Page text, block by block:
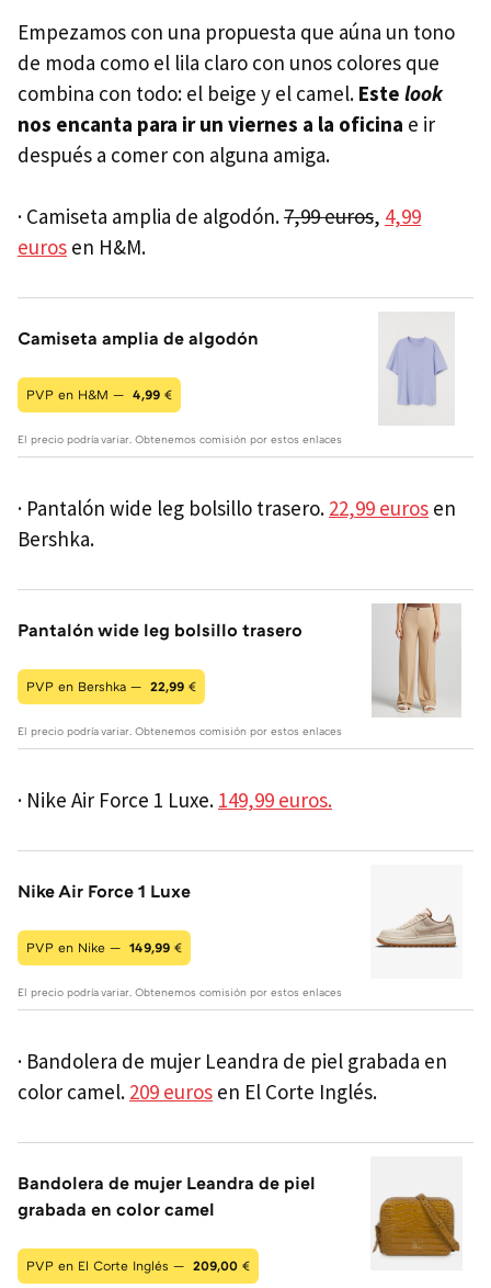
Empezamos con una propuesta que aúna un tono
de moda como el lila claro con unos colores que
combina con todo: el beige y el camel. Este look
nos encanta para ir un viernes a la oficina e ir
después a comer con alguna amiga.
· Camiseta amplia de algodón.7,99 euros, 4,99
euros en H&M.
Camiseta amplia de algodón
PVP en H&M — 4,99 €
El precio podría variar. Obtenemos comisión por estos enlaces
· Pantalón wide leg bolsillo trasero. 22,99 euros en
Bershka.
Pantalón wide leg bolsillo trasero
PVP en Bershka — 22,99 €
El precio podría variar. Obtenemos comisión por estos enlaces
· Nike Air Force 1 Luxe. 149,99 euros.
Nike Air Force 1 Luxe
PVP en Nike — 149,99 €
El precio podría variar. Obtenemos comisión por estos enlaces
· Bandolera de mujer Leandra de piel grabada en
color camel. 209 euros en El Corte Inglés.
Bandolera de mujer Leandra de piel
grabada en color camel
PVP en El Corte Inglés — 209,00 €